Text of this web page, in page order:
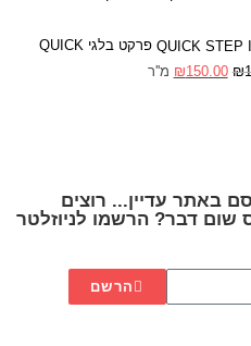
פרקט בלגי QUICK
₪
₪150.00 מ''ר
באתר עדיין... רוצים
שום דבר? הרשמו לניוזלטר
הרשם